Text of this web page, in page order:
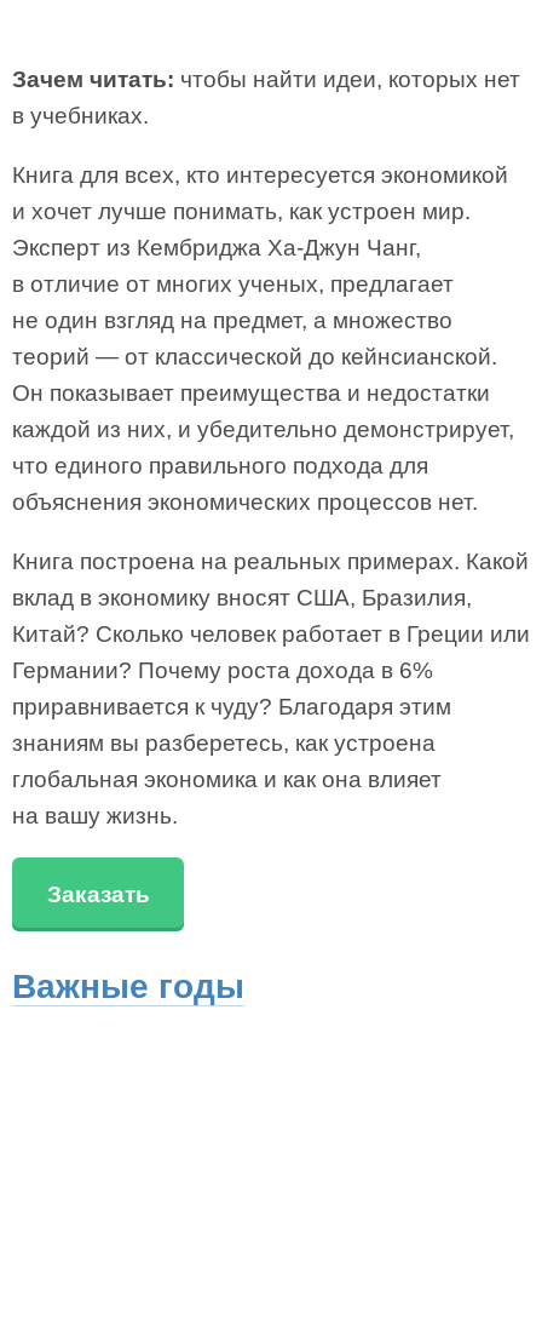
Зачем читать: чтобы найти идеи, которых нет
в учебниках.
Книга для всех, кто интересуется экономикой
и хочет лучше понимать, как устроен мир.
Эксперт из Кембриджа Ха-Джун Чанг,
в отличие от многих ученых, предлагает
не один взгляд на предмет, а множество
теорий — от классической до кейнсианской.
Он показывает преимущества и недостатки
каждой из них, и убедительно демонстрирует,
что единого правильного подхода для
объяснения экономических процессов нет.
Книга построена на реальных примерах. Какой
вклад в экономику вносят США, Бразилия,
Китай? Сколько человек работает в Греции или
Германии? Почему роста дохода в 6%
приравнивается к чуду? Благодаря этим
знаниям вы разберетесь, как устроена
глобальная экономика и как она влияет
на вашу жизнь.
Заказать
Важные годы